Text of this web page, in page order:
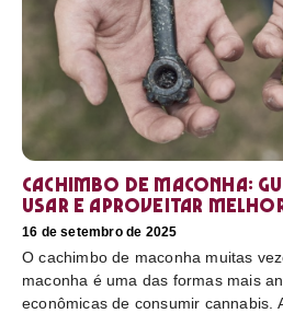
Cachimbo de maconha:
usar e aproveitar
16 de setembro de 2025
O cachimbo de maconha muitas
maconha é uma das formas mais
econômicas de consumir cannabis.